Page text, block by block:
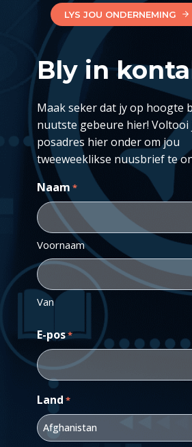
LYS JOU ONDERNEMING
Bly in
Maak seker dat jy op hoogte
nuutste gebeure hier! Voltooi
posadres hier onder om jou
tweeweeklikse nuusbrief te
Naam *
Voornaam
Van
E-pos*
Land *